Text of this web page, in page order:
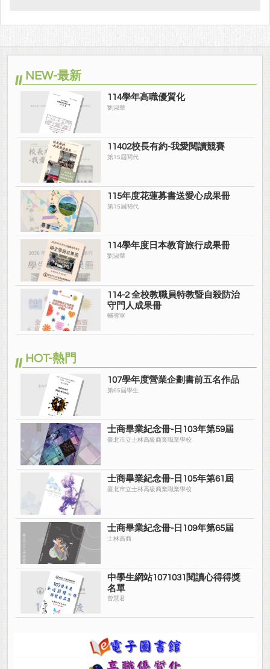
NEW-最新
114學年高職優質化
劉淑華
11402校長有約-我愛閱讀競賽
第15屆閱代
115年度花蓮募書送愛心成果冊
第15屆閱代
114學年度日本教育旅行成果冊
劉淑華
114-2 全校教職員特教暨自殺防治
守門人成果冊
輔導室
HOT-熱門
107學年度營業企劃書前五名作品
第65屆學生
士商畢業紀念冊-日103年第59屆
臺北市立士林高級商業職業學校
士商畢業紀念冊-日105年第61屆
臺北市立士林高級商業職業學校
士商畢業紀念冊-日109年第65屆
士林高商
中學生網站1071031閱讀心得得獎
名單
曾慧君